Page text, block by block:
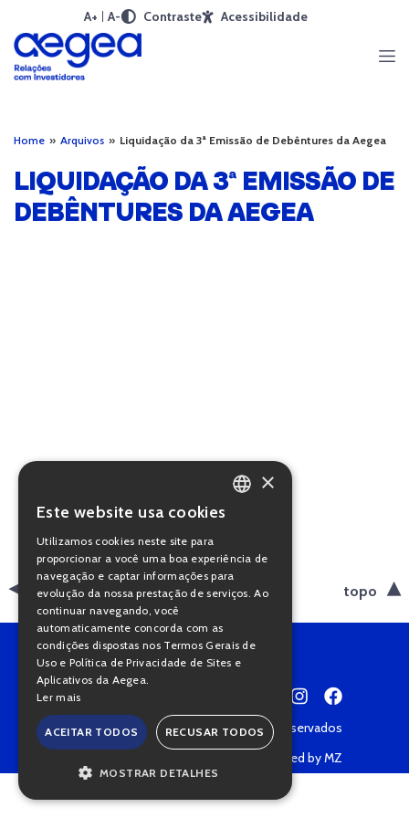
A+ A- Contraste Acessibilidade
Home » Arquivos » Liquidação da 3ª Emissão de Debêntures da Aegea
LIQUIDAÇÃO DA 3ª EMISSÃO DE
DEBÊNTURES DA AEGEA
voltar topo
Copyright © 2022 • Todos os direitos reservados
Powered by MZ
PORTUGUESE
×
Este website usa cookies
Utilizamos cookies neste site para
proporcionar a você uma boa experiência de
navegação e captar informações para
evolução da nossa prestação de serviços. Ao
continuar navegando, você
automaticamente concorda com as
condições dispostas nos Termos Gerais de
Uso e Política de Privacidade de Sites e
Aplicativos da Aegea.
Ler mais
ACEITAR TODOS RECUSAR TODOS
MOSTRAR DETALHES